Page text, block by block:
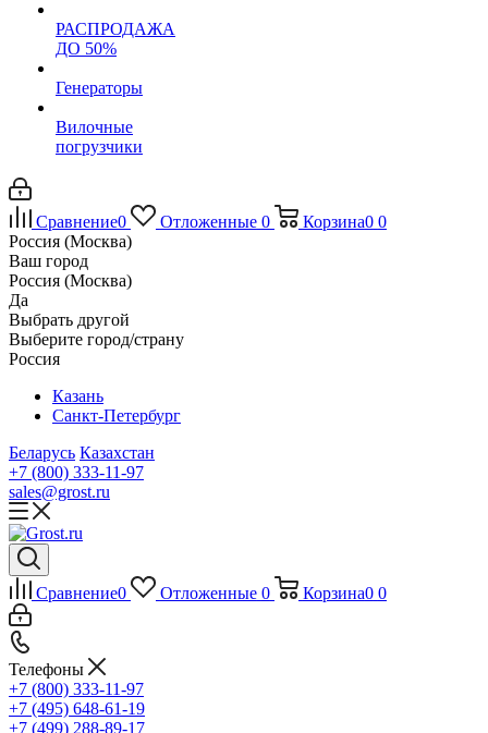
РАСПРОДАЖА
ДО 50%
Генераторы
Вилочные
погрузчики
Сравнение0 Отложенные 0 Корзина0 0
Россия (Москва)
Ваш город
Россия (Москва)
Да
Выбрать другой
Выберите город/страну
Россия
Казань
Санкт-Петербург
Беларусь Казахстан
+7 (800) 333-11-97
sales@grost.ru
Сравнение0 Отложенные 0 Корзина0 0
Телефоны
+7 (800) 333-11-97
+7 (495) 648-61-19
+7 (499) 288-89-17